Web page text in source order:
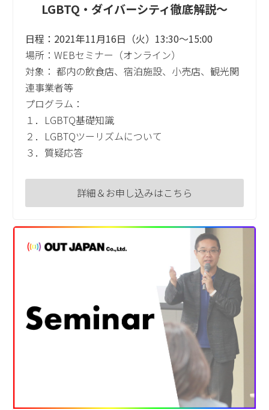
LGBTQ・ダイバーシティ徹底解説～
日程：2021年11月16日（火）13:30～15:00
場所：WEBセミナー（オンライン）
対象： 都内の飲食店、宿泊施設、小売店、観光関
連事業者等
プログラム：
１．LGBTQ基礎知識
２．LGBTQツーリズムについて
３．質疑応答
詳細＆お申し込みはこちら